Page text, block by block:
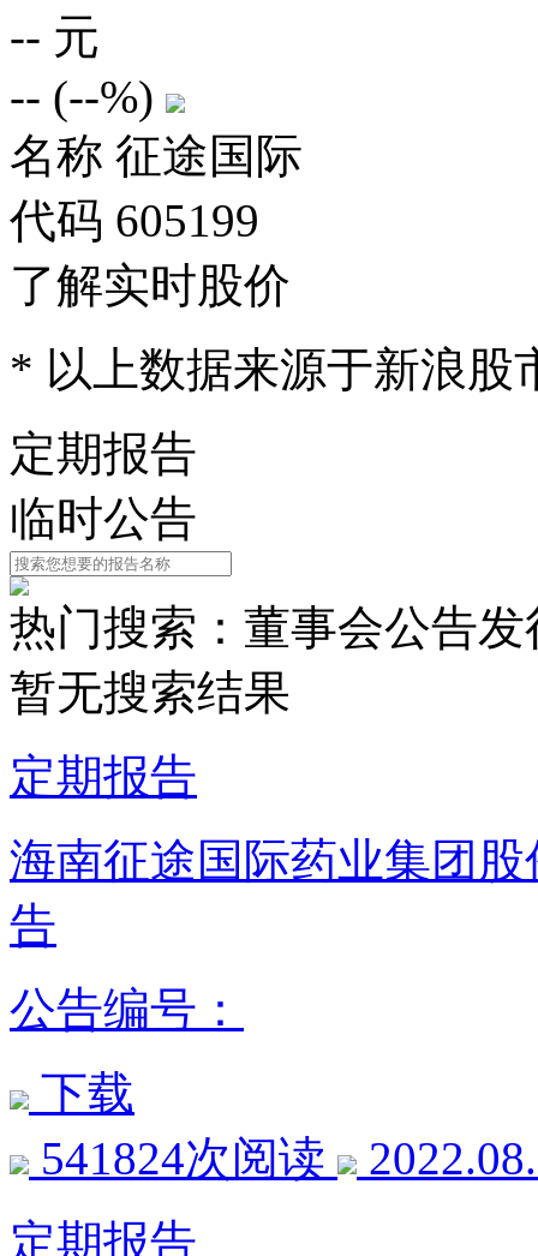
-- 元
-- (--%)
名称 征途国际
代码 605199
了解实时股价
* 以上数据来源于新浪股
定期报告
临时公告
热门搜索： 董事会公告发
暂无搜索结果
定期报告
海南征途国际药业集团
告
公告编号：
下载
541824次阅读
定期报告